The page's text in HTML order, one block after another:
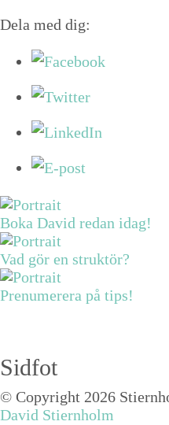
Dela med dig:
Boka David redan idag!
Vad gör en struktör?
Prenumerera på tips!
Sidfot
© Copyright 2026
David Stiernholm